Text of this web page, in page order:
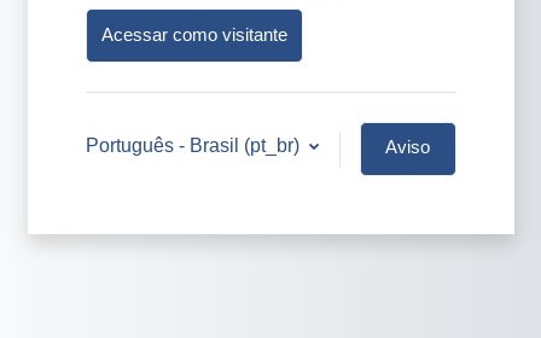
Acessar como visitante
Português - Brasil ‎(pt_br)‎
Aviso